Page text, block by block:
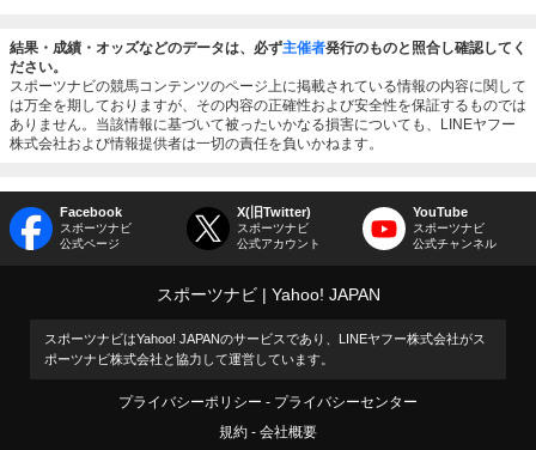
結果・成績・オッズなどのデータは、必ず主催者発行のものと照合し確認してく
ださい。
スポーツナビの競馬コンテンツのページ上に掲載されている情報の内容に関して
は万全を期しておりますが、その内容の正確性および安全性を保証するものでは
ありません。当該情報に基づいて被ったいかなる損害についても、LINEヤフー
株式会社および情報提供者は一切の責任を負いかねます。
Facebook
スポーツナビ
公式ページ
X(旧Twitter)
スポーツナビ
公式アカウント
YouTube
スポーツナビ
公式チャンネル
スポーツナビ Yahoo! JAPAN
スポーツナビはYahoo! JAPANのサービスであり、LINEヤフー株式会社がス
ポーツナビ株式会社と協力して運営しています。
プライバシーポリシー
プライバシーセンター
規約
会社概要